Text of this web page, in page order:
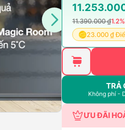
11.390.000 ₫1.2%
23.000 ₫
TRẢ
Không phí -
ƯU ĐÃI